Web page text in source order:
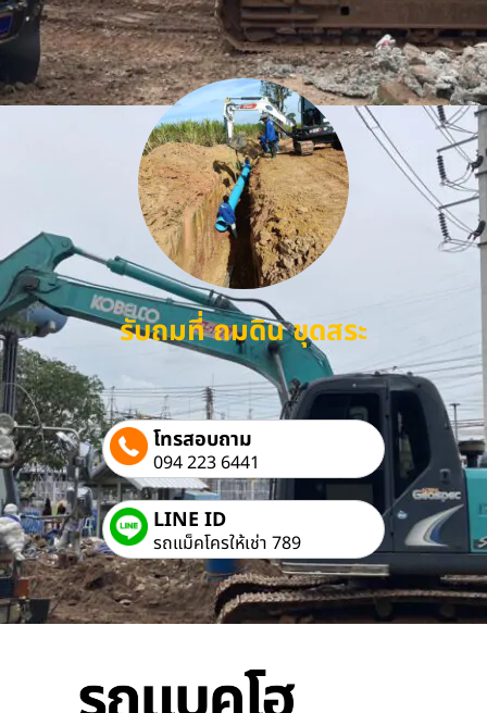
รับถมที่ ถมดิน ขุดสระ
โทรสอบถาม
094 223 6441
LINE ID
รถแม็คโครให้เช่า 789